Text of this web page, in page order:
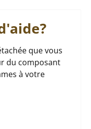
que vous
du composant
à votre